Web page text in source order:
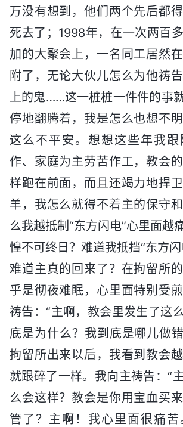
万没有想到，他们两个先后都
死去了；1998年，在一次两百
加的大聚会上，一名同工居然
附了，无论大伙儿怎么为他祷
上的鬼……这一桩桩一件件的事
停地翻腾着，我是怎么也想不
这么不平安。想想这些年我
作、家庭为主劳苦作工，教会
样跑在前面，而且还竭力地捍
羊，我怎么就得不着主的保守
么我越抵制“东方闪电”心里面越
惶不可终日？难道我抵挡“东方闪
难道主真的回来了？在拘留所
乎是彻夜难眠，心里面特别受
祷告：“主啊，教会里发生了这
底是为什么？我到底是哪儿做
拘留所出来以后，我看到教会
就跟碎了一样。我向主祷告：“
么会这样？教会是你用宝血买
管了？主啊！我心里面很痛